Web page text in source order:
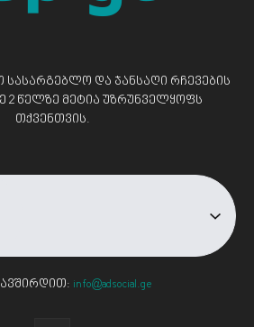
სასარგებლო და ჯანსაღი რჩევების
2 წელზე მეტია უზრუნველყოფს
თქვენთვის.
info@adsocial.ge